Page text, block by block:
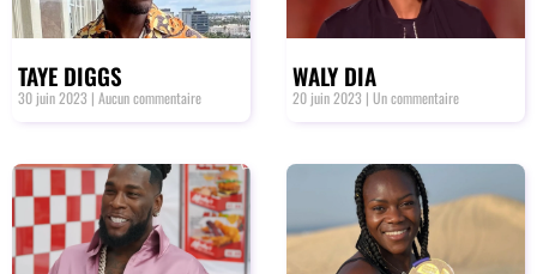
TAYE DIGGS
30 juin 2023 Aucun commentaire
WALY DIA
20 juin 2023 Un commentaire